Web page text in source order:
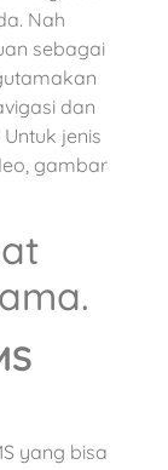
Nah
sebagai
dan
jenis
gambar
yang bisa